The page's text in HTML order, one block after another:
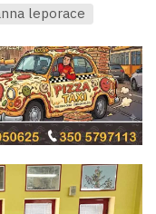
leporace